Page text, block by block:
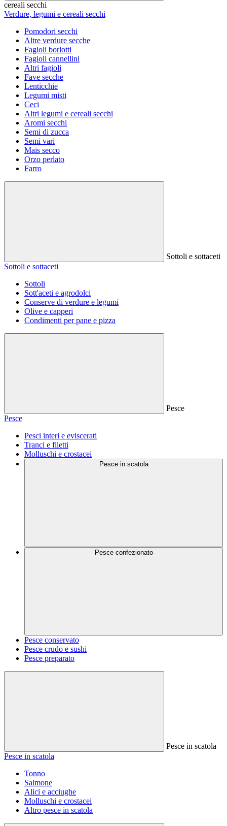
cereali secchi
Verdure, legumi e cereali secchi
Pomodori secchi
Altre verdure secche
Fagioli borlotti
Fagioli cannellini
Altri fagioli
Fave secche
Lenticchie
Legumi misti
Ceci
Altri legumi e cereali secchi
Aromi secchi
Semi di zucca
Semi vari
Mais secco
Orzo perlato
Farro
Sottoli e sottaceti
Sottoli e sottaceti
Sottoli
Sott'aceti e agrodolci
Conserve di verdure e legumi
Olive e capperi
Condimenti per pane e pizza
Pesce
Pesce
Pesci interi e eviscerati
Tranci e filetti
Molluschi e crostacei
Pesce in scatola
Pesce confezionato
Pesce conservato
Pesce crudo e sushi
Pesce preparato
Pesce in scatola
Pesce in scatola
Tonno
Salmone
Alici e acciughe
Molluschi e crostacei
Altro pesce in scatola